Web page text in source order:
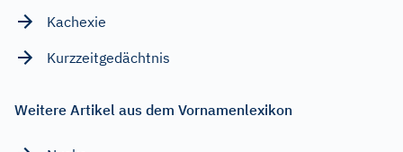
Kachexie
Kurzzeitgedächtnis
Weitere Artikel aus dem Vornamenlexikon